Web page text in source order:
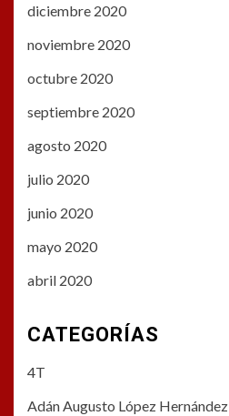
diciembre 2020
noviembre 2020
octubre 2020
septiembre 2020
agosto 2020
julio 2020
junio 2020
mayo 2020
abril 2020
CATEGORÍAS
4T
Adán Augusto López Hernández